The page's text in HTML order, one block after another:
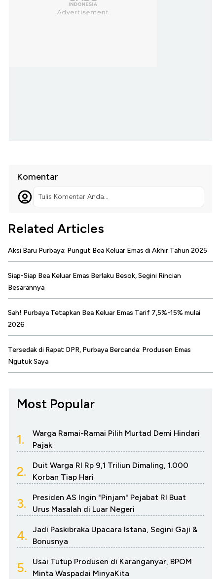
Komentar
Tulis Komentar Anda...
Related Articles
Aksi Baru Purbaya: Pungut Bea Keluar Emas di Akhir Tahun 2025
Siap-Siap Bea Keluar Emas Berlaku Besok, Segini Rincian
Besarannya
Sah! Purbaya Tetapkan Bea Keluar Emas Tarif 7,5%-15% mulai
2026
Tersedak di Rapat DPR, Purbaya Bercanda: Produsen Emas
Ngutuk Saya
Most Popular
1.
Warga Ramai-Ramai Pilih Murtad Demi Hindari
Pajak
2.
Duit Warga RI Rp 9,1 Triliun Dimaling, 1.000
Korban Tiap Hari
3.
Presiden AS Ingin "Pinjam" Pejabat RI Buat
Urus Masalah di Luar Negeri
4.
Jadi Paskibraka Upacara Istana, Segini Gaji &
Bonusnya
5.
Usai Tutup Produsen di Karanganyar, BPOM
Minta Waspadai MinyaKita